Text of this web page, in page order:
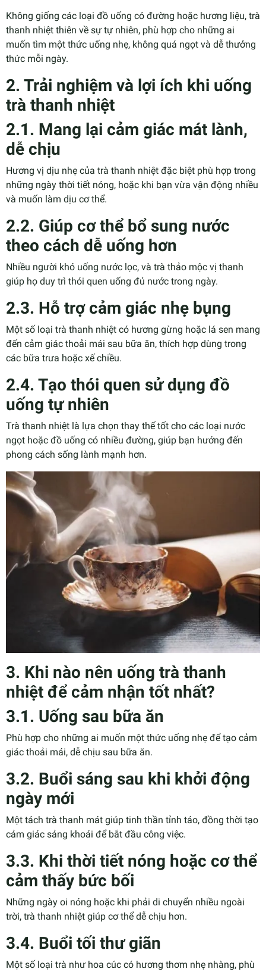
Không giống các loại đồ uống có đường hoặc hương liệu, trà
thanh nhiệt thiên về sự tự nhiên, phù hợp cho những ai
muốn tìm một thức uống nhẹ, không quá ngọt và dễ thưởng
thức mỗi ngày.
2. Trải nghiệm và lợi ích khi uống
trà thanh nhiệt
2.1. Mang lại cảm giác mát lành,
dễ chịu
Hương vị dịu nhẹ của trà thanh nhiệt đặc biệt phù hợp trong
những ngày thời tiết nóng, hoặc khi bạn vừa vận động nhiều
và muốn làm dịu cơ thể.
2.2. Giúp cơ thể bổ sung nước
theo cách dễ uống hơn
Nhiều người khó uống nước lọc, và trà thảo mộc vị thanh
giúp họ duy trì thói quen uống đủ nước trong ngày.
2.3. Hỗ trợ cảm giác nhẹ bụng
Một số loại trà thanh nhiệt có hương gừng hoặc lá sen mang
đến cảm giác thoải mái sau bữa ăn, thích hợp dùng trong
các bữa trưa hoặc xế chiều.
2.4. Tạo thói quen sử dụng đồ
uống tự nhiên
Trà thanh nhiệt là lựa chọn thay thế tốt cho các loại nước
ngọt hoặc đồ uống có nhiều đường, giúp bạn hướng đến
phong cách sống lành mạnh hơn.
3. Khi nào nên uống trà thanh
nhiệt để cảm nhận tốt nhất?
3.1. Uống sau bữa ăn
Phù hợp cho những ai muốn một thức uống nhẹ để tạo cảm
giác thoải mái, dễ chịu sau bữa ăn.
3.2. Buổi sáng sau khi khởi động
ngày mới
Một tách trà thanh mát giúp tinh thần tỉnh táo, đồng thời tạo
cảm giác sảng khoái để bắt đầu công việc.
3.3. Khi thời tiết nóng hoặc cơ thể
cảm thấy bức bối
Những ngày oi nóng hoặc khi phải di chuyển nhiều ngoài
trời, trà thanh nhiệt giúp cơ thể dễ chịu hơn.
3.4. Buổi tối thư giãn
Một số loại trà như hoa cúc có hương thơm nhẹ nhàng, phù